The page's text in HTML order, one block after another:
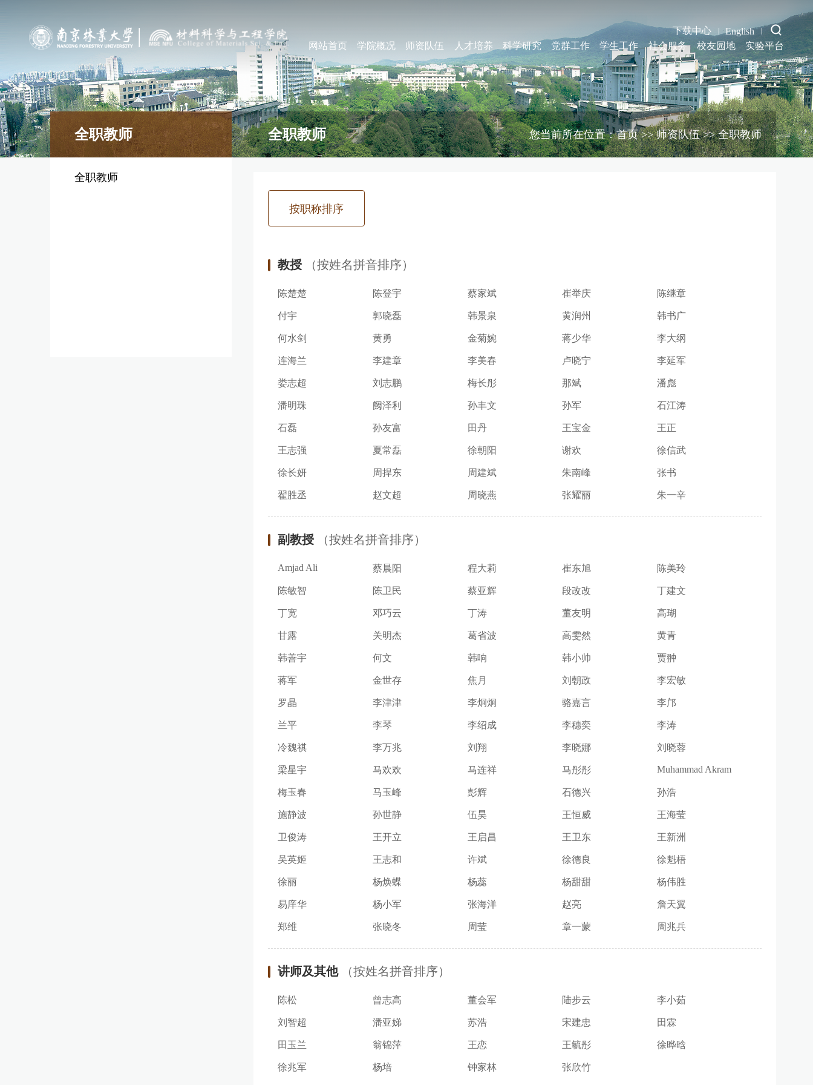
下载中心
English
网站首页
学院概况 师资队伍 人才培养 科学研究 党群工作 学生工作 社会服务 校友园地 实验平台
全职教师 您当前所在位置：首页 >> 师资队伍 >> 全职教师
全职教师
全职教师
按职称排序
教授 （按姓名拼音排序）
陈楚楚 陈登宇 蔡家斌 崔举庆 陈继章
付宇 郭晓磊 韩景泉 黄润州 韩书广
何水剑 黄勇 金菊婉 蒋少华 李大纲
连海兰 李建章 李美春 卢晓宁 李延军
娄志超 刘志鹏 梅长彤 那斌 潘彪
潘明珠 阙泽利 孙丰文 孙军 石江涛
石磊 孙友富 田丹 王宝金 王正
王志强 夏常磊 徐朝阳 谢欢 徐信武
徐长妍 周捍东 周建斌 朱南峰 张书
翟胜丞 赵文超 周晓燕 张耀丽 朱一辛
副教授 （按姓名拼音排序）
Amjad Ali 蔡晨阳 程大莉 崔东旭 陈美玲
陈敏智 陈卫民 蔡亚辉 段改改 丁建文
丁宽 邓巧云 丁涛 董友明 高瑚
甘露 关明杰 葛省波 高雯然 黄青
韩善宇 何文 韩响 韩小帅 贾翀
蒋军 金世存 焦月 刘朝政 李宏敏
罗晶 李津津 李炯炯 骆嘉言 李邝
兰平 李琴 李绍成 李穗奕 李涛
冷魏祺 李万兆 刘翔 李晓娜 刘晓蓉
梁星宇 马欢欢 马连祥 马彤彤 Muhammad Akram
梅玉春 马玉峰 彭辉 石德兴 孙浩
施静波 孙世静 伍昊 王恒威 王海莹
卫俊涛 王开立 王启昌 王卫东 王新洲
吴英姬 王志和 许斌 徐德良 徐魁梧
徐丽 杨焕蝶 杨蕊 杨甜甜 杨伟胜
易庠华 杨小军 张海洋 赵亮 詹天翼
郑维 张晓冬 周莹 章一蒙 周兆兵
讲师及其他 （按姓名拼音排序）
陈松 曾志高 董会军 陆步云 李小茹
刘智超 潘亚娣 苏浩 宋建忠 田霖
田玉兰 翁锦萍 王恋 王毓彤 徐晔晗
徐兆军 杨培 钟家林 张欣竹